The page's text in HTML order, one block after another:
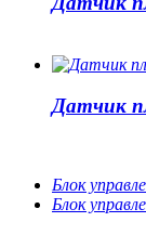
Датчик
Блок
Блок